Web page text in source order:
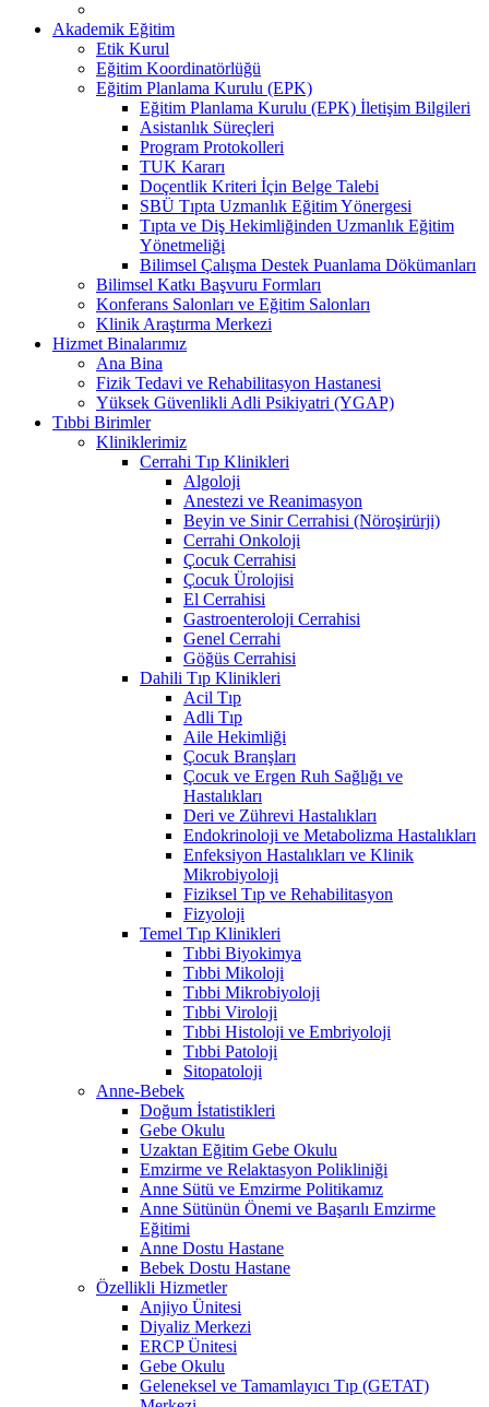
Akademik Eğitim
Etik Kurul
Eğitim Koordinatörlüğü
Eğitim Planlama Kurulu (EPK)
Eğitim Planlama Kurulu (EPK) İletişim Bilgileri
Asistanlık Süreçleri
Program Protokolleri
TUK Kararı
Doçentlik Kriteri İçin Belge Talebi
SBÜ Tıpta Uzmanlık Eğitim Yönergesi
Tıpta ve Diş Hekimliğinden Uzmanlık Eğitim
Yönetmeliği
Bilimsel Çalışma Destek Puanlama Dökümanları
Bilimsel Katkı Başvuru Formları
Konferans Salonları ve Eğitim Salonları
Klinik Araştırma Merkezi
Hizmet Binalarımız
Ana Bina
Fizik Tedavi ve Rehabilitasyon Hastanesi
Yüksek Güvenlikli Adli Psikiyatri (YGAP)
Tıbbi Birimler
Kliniklerimiz
Cerrahi Tıp Klinikleri
Algoloji
Anestezi ve Reanimasyon
Beyin ve Sinir Cerrahisi (Nöroşirürji)
Cerrahi Onkoloji
Çocuk Cerrahisi
Çocuk Ürolojisi
El Cerrahisi
Gastroenteroloji Cerrahisi
Genel Cerrahi
Göğüs Cerrahisi
Dahili Tıp Klinikleri
Acil Tıp
Adli Tıp
Aile Hekimliği
Çocuk Branşları
Çocuk ve Ergen Ruh Sağlığı ve
Hastalıkları
Deri ve Zührevi Hastalıkları
Endokrinoloji ve Metabolizma Hastalıkları
Enfeksiyon Hastalıkları ve Klinik
Mikrobiyoloji
Fiziksel Tıp ve Rehabilitasyon
Fizyoloji
Temel Tıp Klinikleri
Tıbbi Biyokimya
Tıbbi Mikoloji
Tıbbi Mikrobiyoloji
Tıbbi Viroloji
Tıbbi Histoloji ve Embriyoloji
Tıbbi Patoloji
Sitopatoloji
Anne-Bebek
Doğum İstatistikleri
Gebe Okulu
Uzaktan Eğitim Gebe Okulu
Emzirme ve Relaktasyon Polikliniği
Anne Sütü ve Emzirme Politikamız
Anne Sütünün Önemi ve Başarılı Emzirme
Eğitimi
Anne Dostu Hastane
Bebek Dostu Hastane
Özellikli Hizmetler
Anjiyo Ünitesi
Diyaliz Merkezi
ERCP Ünitesi
Gebe Okulu
Geleneksel ve Tamamlayıcı Tıp (GETAT)